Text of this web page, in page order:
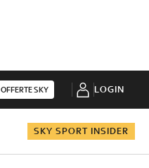
OFFERTE SKY LOGIN
SKY SPORT INSIDER